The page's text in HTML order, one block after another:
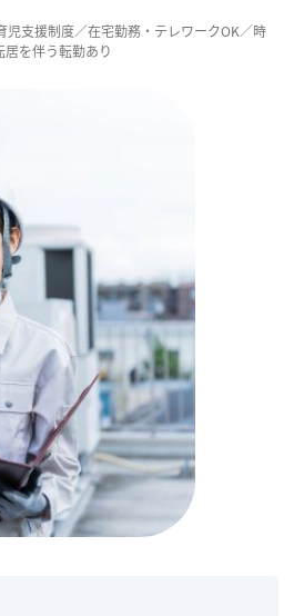
支援制度／在宅勤務・テレワークOK／時
を伴う転勤あり